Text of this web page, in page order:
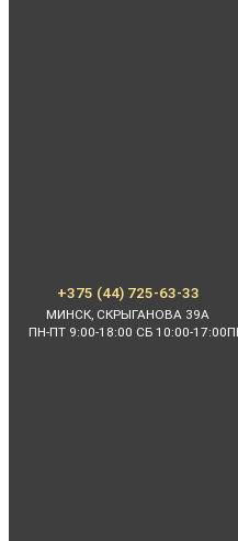
+375 (44) 725-63-33
МИНСК, СКРЫГАНОВА 39А
ПН-ПТ 9:00-18:00 СБ 10:00-17:00